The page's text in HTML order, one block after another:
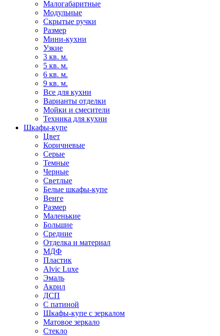
Малогабаритные
Модульные
Скрытые ручки
Размер
Мини-кухни
Узкие
3 кв. м.
5 кв. м.
6 кв. м.
9 кв. м.
Все для кухни
Варианты отделки
Мойки и смесители
Техника для кухни
Шкафы-купе
Цвет
Коричневые
Серые
Темные
Черные
Светлые
Белые шкафы-купе
Венге
Размер
Маленькие
Большие
Средние
Отделка и материал
МДФ
Пластик
Alvic Luxe
Эмаль
Акрил
ДСП
С патиной
Шкафы-купе с зеркалом
Матовое зеркало
Стекло